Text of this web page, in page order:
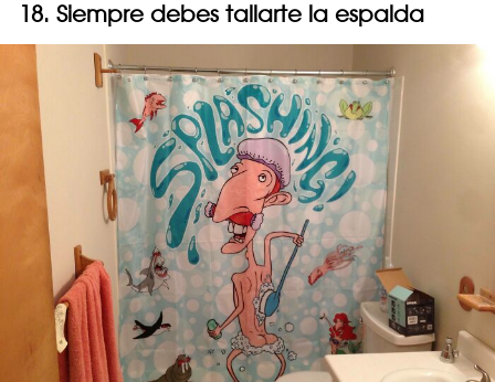
18. Siempre debes tallarte la espalda